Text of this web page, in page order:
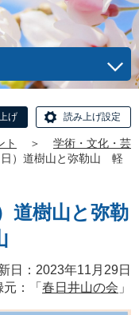
げ 読み上げ設定
ト ＞
学術・文化・芸
日）道樹山と弥勒山 軽
道樹山と弥勒
日：2023年11月29日
：「 春日井山の会 」